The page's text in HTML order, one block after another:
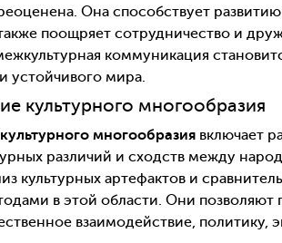
Она способствует
поощряет сотрудничество и
коммуникация
устойчивого мира.
культурного многообразия
культурного многообразия включает
различий и сходств между
культурных артефактов и
в этой области. Они позволяют
взаимодействие, политику,